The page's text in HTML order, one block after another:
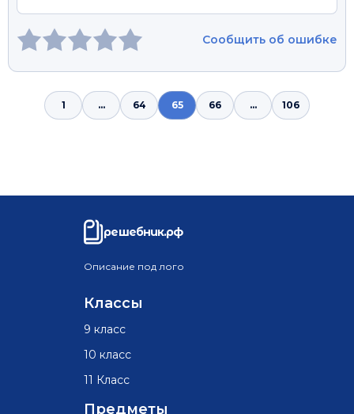
Сообщить об ошибке
1 ... 64 65 66 ... 106
решебник.рф
Описание под лого
Классы
9 класс
10 класс
11 Класс
Предметы